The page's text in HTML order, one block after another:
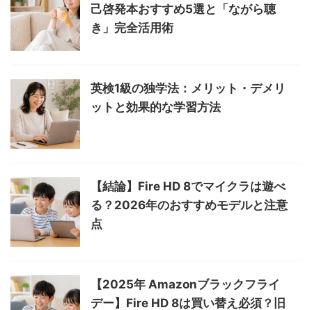
己啓発本おすすめ5選と「ながら聴
き」完全活用術
英検1級の独学法：メリット・デメリ
ットと効果的な学習方法
【結論】Fire HD 8でマイクラは遊べ
る？2026年のおすすめモデルと注意
点
【2025年 Amazonブラックフライ
デー】Fire HD 8は買い替え必須？旧